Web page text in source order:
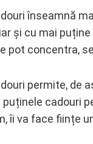
înseamnă
și cu mai
pot concentra,
permite, de
cadouri
îi va face ființe